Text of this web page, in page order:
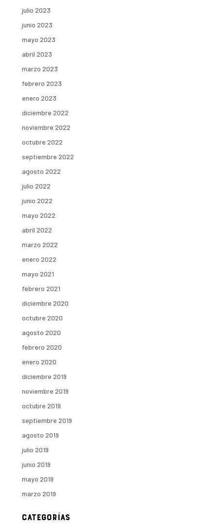
julio 2023
junio 2023
mayo 2023
abril 2023
marzo 2023
febrero 2023
enero 2023
diciembre 2022
noviembre 2022
octubre 2022
septiembre 2022
agosto 2022
julio 2022
junio 2022
mayo 2022
abril 2022
marzo 2022
enero 2022
mayo 2021
febrero 2021
diciembre 2020
octubre 2020
agosto 2020
febrero 2020
enero 2020
diciembre 2019
noviembre 2019
octubre 2019
septiembre 2019
agosto 2019
julio 2019
junio 2019
mayo 2019
marzo 2019
Categorías